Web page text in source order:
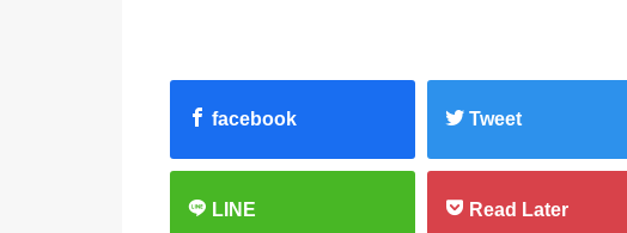
facebook Tweet
LINE Read Later